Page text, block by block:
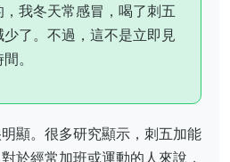
我冬天常感冒，喝了刺五
了。不過，這不是立即見
。
顯。很多研究顯示，刺五加能
於經常加班或運動的人來說，